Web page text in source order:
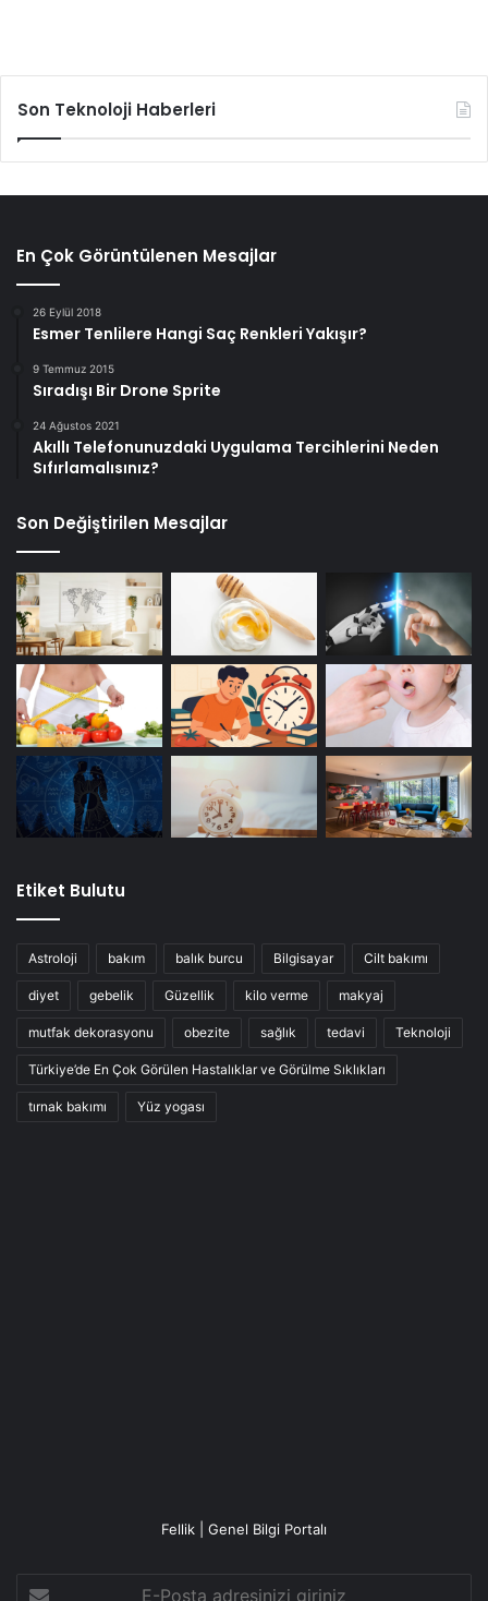
Son Teknoloji Haberleri
En Çok Görüntülenen Mesajlar
26 Eylül 2018
Esmer Tenlilere Hangi Saç Renkleri Yakışır?
9 Temmuz 2015
Sıradışı Bir Drone Sprite
24 Ağustos 2021
Akıllı Telefonunuzdaki Uygulama Tercihlerini Neden
Sıfırlamalısınız?
Son Değiştirilen Mesajlar
Etiket Bulutu
Astroloji bakım balık burcu Bilgisayar Cilt bakımı
diyet gebelik Güzellik kilo verme makyaj
mutfak dekorasyonu obezite sağlık tedavi Teknoloji
Türkiye’de En Çok Görülen Hastalıklar ve Görülme Sıklıkları
tırnak bakımı Yüz yogası
Fellik | Genel Bilgi Portalı